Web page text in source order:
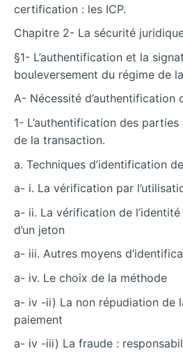
certification : les ICP.
Chapitre 2- La sécurité
§1- L’authentification et la
bouleversement du régime de
A- Nécessité d’authentification
1- L’authentification des
de la transaction.
a. Techniques d’identification
a- i. La vérification par
a- ii. La vérification de
d’un jeton
a- iii. Autres moyens
a- iv. Le choix de la méthode
a- iv -ii) La non répudiation de
paiement
a- iv -iii) La fraude :